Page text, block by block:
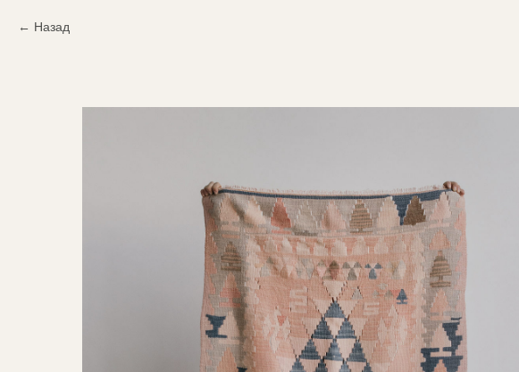
Назад